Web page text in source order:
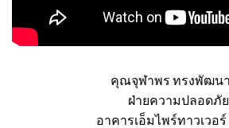
คุณจุฬาพร ทรงพัฒน
ฝ่ายความปลอดภัย
อาคารเอ็มไพร์ทาวเวอ